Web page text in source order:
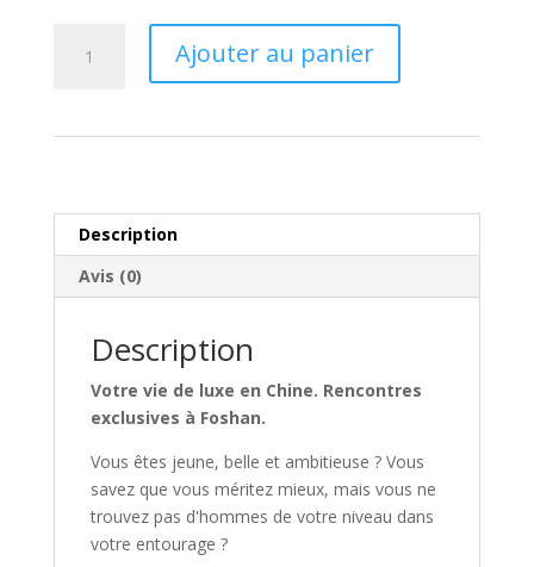
husband
abroad)
Ajouter au panier
Description
Avis (0)
Description
Votre vie de luxe en Chine. Rencontres
exclusives à Foshan.
Vous êtes jeune, belle et ambitieuse ? Vous
savez que vous méritez mieux, mais vous ne
trouvez pas d'hommes de votre niveau dans
votre entourage ?